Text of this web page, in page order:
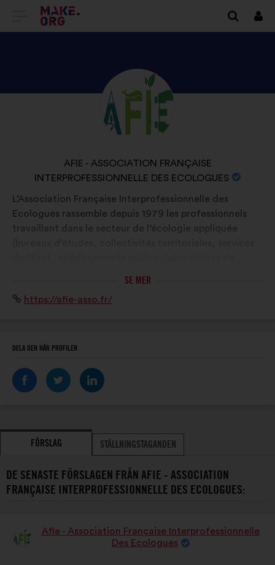
GÅ
FÖRSTASIDAN
MAKE.ORG
in
UTFORSKA
AFIE
FRANÇAISE
INTERPROFESSIONNELLE
DES
ECOLOGUESS
ORGANISATIONENS
NAMN:
AFIE - ASSOCIATION FRANÇAISE
INTERPROFESSIONNELLE DES ECOLOGUES
Bakgrund:
L’Association Française Interprofessionnelle des
Ecologues rassemble depuis 1979 les professionnels
travaillant dans le secteur de l’écologie appliquée
savoir-faire en ingénierie écologique pour la
SE MER
Webbplats:
https://afie-asso.fr/
DELA DEN HÄR PROFILEN
FÖRSLAG STÄLLNINGSTAGANDEN
DE SENASTE FÖRSLAGEN FRÅN AFIE - ASSOCIATION
FRANÇAISE INTERPROFESSIONNELLE DES ECOLOGUES:
Förslag
Afie - Association Française Interprofessionnelle
Des Ecologues